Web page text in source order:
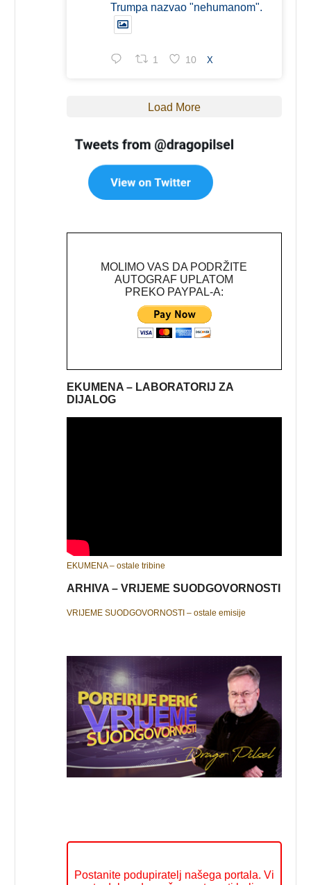
Trumpa nazvao "nehumanom".
1 10 X
Load More
MOLIMO VAS DA PODRŽITE
AUTOGRAF UPLATOM
PREKO PAYPAL-A:
EKUMENA – LABORATORIJ ZA
DIJALOG
EKUMENA – ostale tribine
ARHIVA – VRIJEME SUODGOVORNOSTI
VRIJEME SUODGOVORNOSTI – ostale emisije
Postanite podupiratelj našega portala. Vi